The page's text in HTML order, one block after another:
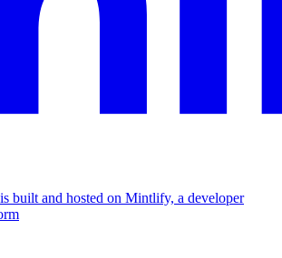
built and hosted on Mintlify, a developer